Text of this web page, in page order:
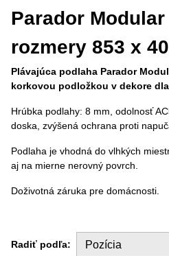
Parador Modular
rozmery 853 x
Plávajúca podlaha Parador
korkovou podložkou v dekore
Hrúbka podlahy: 8 mm, odolnosť
doska, zvýšená ochrana proti
Podlaha je vhodná do vlhkých
aj na mierne nerovný povrch.
Doživotná záruka pre domácnosti.
Radiť podľa: